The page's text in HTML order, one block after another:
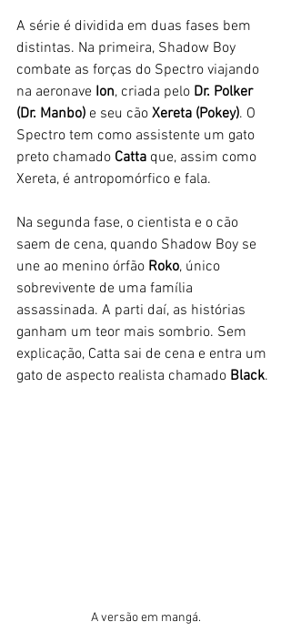
A série é dividida em duas fases bem
distintas. Na primeira, Shadow Boy
combate as forças do Spectro viajando
na aeronave Ion, criada pelo Dr. Polker
(Dr. Manbo) e seu cão Xereta (Pokey). O
Spectro tem como assistente um gato
preto chamado Catta que, assim como
Xereta, é antropomórfico e fala.
Na segunda fase, o cientista e o cão
saem de cena, quando Shadow Boy se
une ao menino órfão Roko, único
sobrevivente de uma família
assassinada. A parti daí, as histórias
ganham um teor mais sombrio. Sem
explicação, Catta sai de cena e entra um
gato de aspecto realista chamado Black.
A versão em mangá.